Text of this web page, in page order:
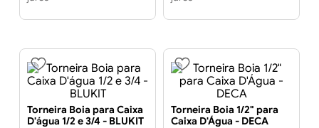
Torneira Boia para Caixa
D'água 1/2 e 3/4 - BLUKIT
Torneira Boia 1/2" para
Caixa D'Água - DECA